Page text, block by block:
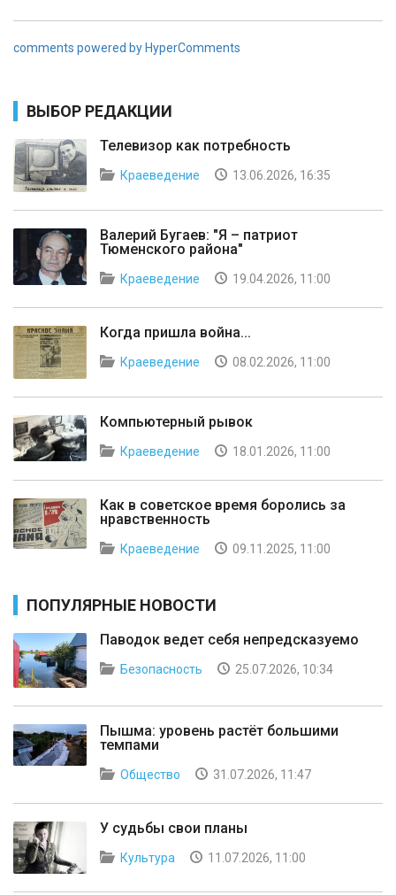
comments powered by HyperComments
ВЫБОР РЕДАКЦИИ
Телевизор как потребность
Краеведение 13.06.2026, 16:35
Валерий Бугаев: "Я – патриот
Тюменского района"
Краеведение 19.04.2026, 11:00
Когда пришла война...
Краеведение 08.02.2026, 11:00
Компьютерный рывок
Краеведение 18.01.2026, 11:00
Как в советское время боролись за
нравственность
Краеведение 09.11.2025, 11:00
ПОПУЛЯРНЫЕ НОВОСТИ
Паводок ведет себя непредсказуемо
Безопасность 25.07.2026, 10:34
Пышма: уровень растёт большими
темпами
Общество 31.07.2026, 11:47
У судьбы свои планы
Культура 11.07.2026, 11:00